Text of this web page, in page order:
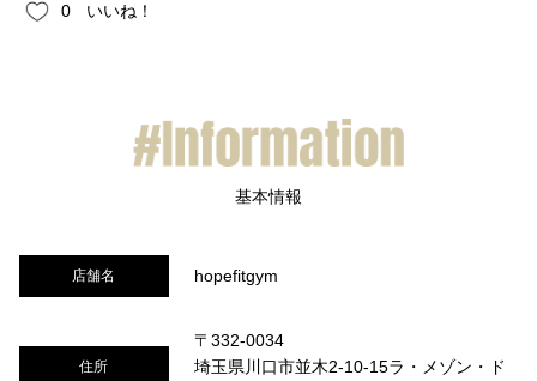
0 いいね！
店舗名 hopefitgym
住所
〒332-0034
埼玉県川口市並木2-10-15ラ・メゾン・ド